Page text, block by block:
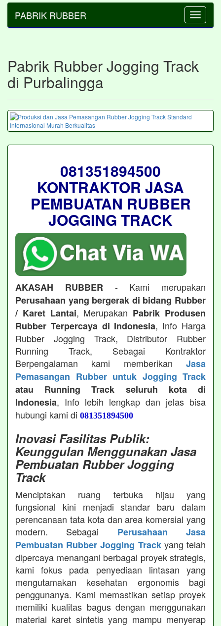
Toggle
PABRIK RUBBER
Pabrik Rubber Jogging Track
di Purbalingga
081351894500
KONTRAKTOR JASA
PEMBUATAN RUBBER
JOGGING TRACK
AKASAH RUBBER - Kami merupakan
Perusahaan yang bergerak di bidang Rubber
/ Karet Lantai, Merupakan Pabrik Produsen
Rubber Terpercaya di Indonesia, Info Harga
Rubber Jogging Track, Distributor Rubber
Running Track, Sebagai Kontraktor
Berpengalaman kami memberikan Jasa
Pemasangan Rubber untuk Jogging Track
atau Running Track seluruh kota di
Indonesia, Info lebih lengkap dan jelas bisa
hubungi kami di 081351894500
Inovasi Fasilitas Publik:
Keunggulan Menggunakan Jasa
Pembuatan Rubber Jogging
Track
Menciptakan ruang terbuka hijau yang
fungsional kini menjadi standar baru dalam
perencanaan tata kota dan area komersial yang
modern. Sebagai Perusahaan Jasa
Pembuatan Rubber Jogging Trackyang telah
dipercaya menangani berbagai proyek strategis,
kami fokus pada penyediaan lintasan yang
mengutamakan kesehatan ergonomis bagi
penggunanya. Kami memastikan setiap proyek
memiliki kualitas bagus dengan menggunakan
material karet sintetis yang mampu menyerap